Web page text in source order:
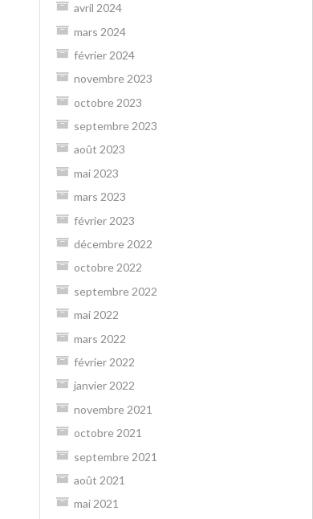
avril 2024
mars 2024
février 2024
novembre 2023
octobre 2023
septembre 2023
août 2023
mai 2023
mars 2023
février 2023
décembre 2022
octobre 2022
septembre 2022
mai 2022
mars 2022
février 2022
janvier 2022
novembre 2021
octobre 2021
septembre 2021
août 2021
mai 2021